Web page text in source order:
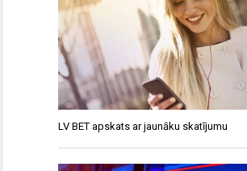
LV BET apskats ar jaunāku skatījumu